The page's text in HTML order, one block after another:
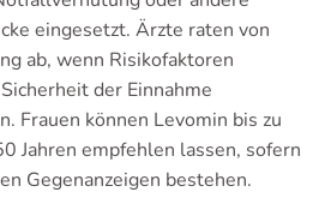
eingesetzt. Ärzte raten von
ab, wenn Risikofaktoren
der Einnahme
Frauen können Levomin bis zu
Jahren empfehlen lassen, sofern
Gegenanzeigen bestehen.